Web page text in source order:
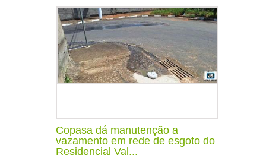
Copasa dá manutenção a
vazamento em rede de esgoto do
Residencial Val...